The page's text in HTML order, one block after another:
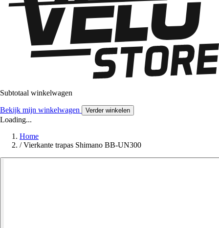
Subtotaal winkelwagen
Bekijk mijn winkelwagen Verder winkelen
Loading...
Home
/ Vierkante trapas Shimano BB-UN300